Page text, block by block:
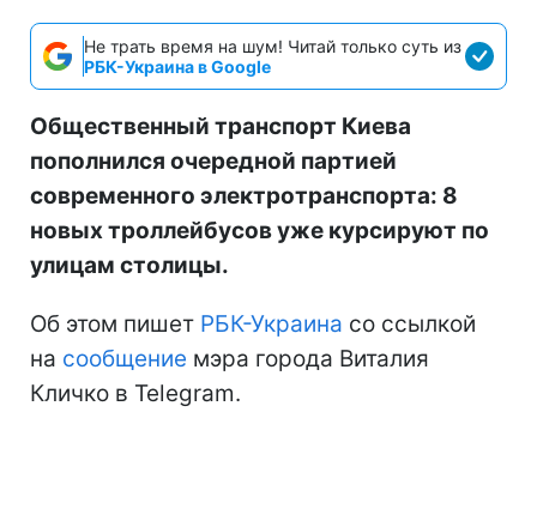
Не трать время на шум! Читай только суть из
РБК-Украина в Google
Общественный транспорт Киева
пополнился очередной партией
современного электротранспорта: 8
новых троллейбусов уже курсируют по
улицам столицы.
Об этом пишет РБК-Украина со ссылкой
на сообщение мэра города Виталия
Кличко в Telegram.